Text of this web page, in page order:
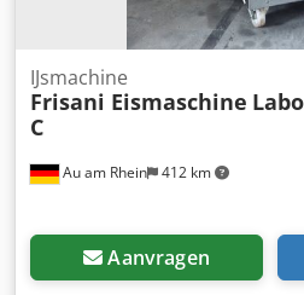
Au am Rhein 412 km
IJsmachine
Frisani Eismaschine
C
Aanvragen